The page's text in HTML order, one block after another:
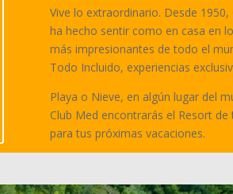
Vive lo extraordinario. Desde 1950,
ha hecho sentir como en casa en
más impresionantes de todo el
Todo Incluido, experiencias
Playa o Nieve, en algún lugar del
Club Med encontrarás el Resort de
para tus próximas vacaciones.